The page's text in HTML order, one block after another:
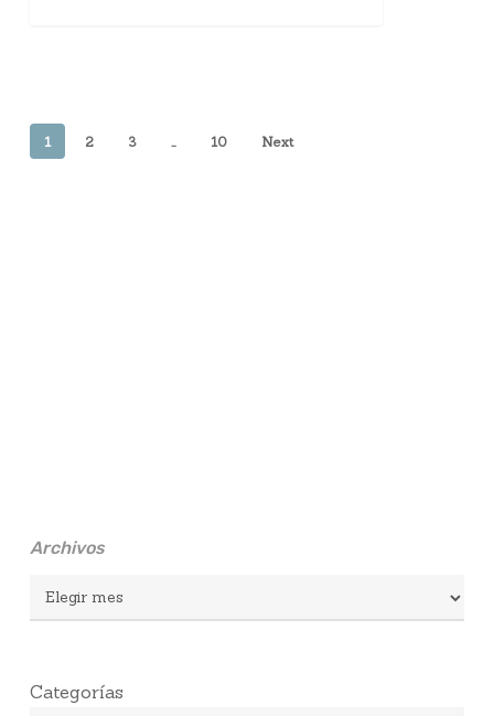
1 2 3 … 10 Next
Archivos
Archivos
Categorías